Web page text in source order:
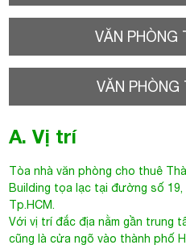
VĂN PHÒNG
VĂN
A. Vị trí
Tòa nhà văn phòng cho thuê
Building tọa lạc tại đường số 19,
Tp.HCM.
Với vị trí đắc địa nằm gần trung
cũng là cửa ngõ vào thành phố